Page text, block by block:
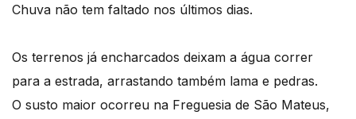
Chuva não tem faltado nos últimos dias.
Os terrenos já encharcados deixam a água correr
para a estrada, arrastando também lama e pedras.
O susto maior ocorreu na Freguesia de São Mateus,